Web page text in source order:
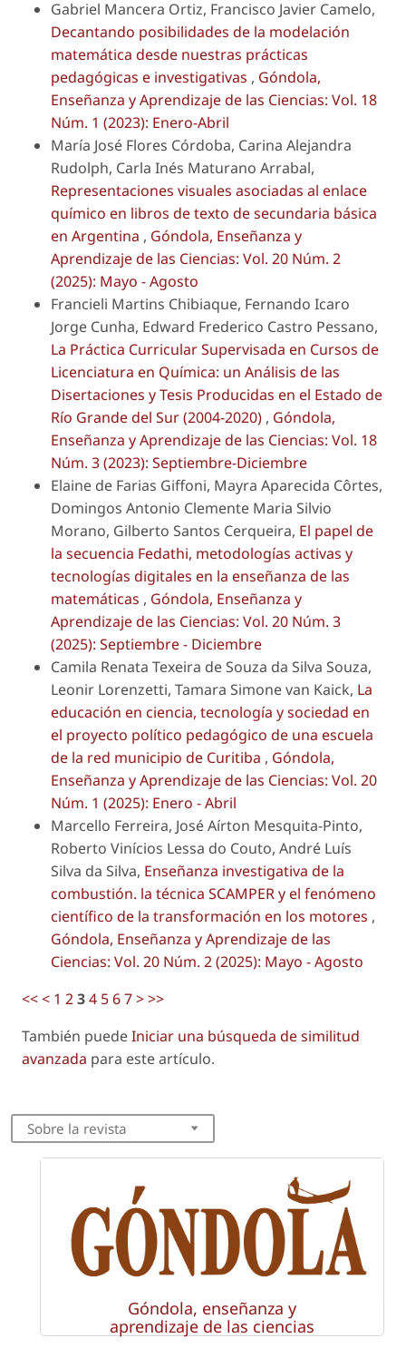
Gabriel Mancera Ortiz, Francisco Javier Camelo,
Decantando posibilidades de la modelación
matemática desde nuestras prácticas
pedagógicas e investigativas , Góndola,
Enseñanza y Aprendizaje de las Ciencias: Vol. 18
Núm. 1 (2023): Enero-Abril
María José Flores Córdoba, Carina Alejandra
Rudolph, Carla Inés Maturano Arrabal,
Representaciones visuales asociadas al enlace
químico en libros de texto de secundaria básica
en Argentina , Góndola, Enseñanza y
Aprendizaje de las Ciencias: Vol. 20 Núm. 2
(2025): Mayo - Agosto
Francieli Martins Chibiaque, Fernando Icaro
Jorge Cunha, Edward Frederico Castro Pessano,
La Práctica Curricular Supervisada en Cursos de
Licenciatura en Química: un Análisis de las
Disertaciones y Tesis Producidas en el Estado de
Río Grande del Sur (2004-2020) , Góndola,
Enseñanza y Aprendizaje de las Ciencias: Vol. 18
Núm. 3 (2023): Septiembre-Diciembre
Elaine de Farias Giffoni, Mayra Aparecida Côrtes,
Domingos Antonio Clemente Maria Silvio
Morano, Gilberto Santos Cerqueira, El papel de
la secuencia Fedathi, metodologías activas y
tecnologías digitales en la enseñanza de las
matemáticas , Góndola, Enseñanza y
Aprendizaje de las Ciencias: Vol. 20 Núm. 3
(2025): Septiembre - Diciembre
Camila Renata Texeira de Souza da Silva Souza,
Leonir Lorenzetti, Tamara Simone van Kaick, La
educación en ciencia, tecnología y sociedad en
el proyecto político pedagógico de una escuela
de la red municipio de Curitiba , Góndola,
Enseñanza y Aprendizaje de las Ciencias: Vol. 20
Núm. 1 (2025): Enero - Abril
Marcello Ferreira, José Aírton Mesquita-Pinto,
Roberto Vinícios Lessa do Couto, André Luís
Silva da Silva, Enseñanza investigativa de la
combustión. la técnica SCAMPER y el fenómeno
científico de la transformación en los motores ,
Góndola, Enseñanza y Aprendizaje de las
Ciencias: Vol. 20 Núm. 2 (2025): Mayo - Agosto
<<< 1 234 567>>>
También puedeIniciar una búsqueda de similitud
avanzada para este artículo.
Sobre la revista
Góndola, enseñanza y
aprendizaje de las ciencias